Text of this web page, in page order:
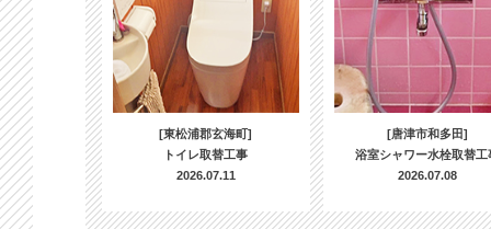
[東松浦郡玄海町]
トイレ取替工事
2026.07.11
[唐津市和多田]
浴室シャワー水栓取替工
2026.07.08